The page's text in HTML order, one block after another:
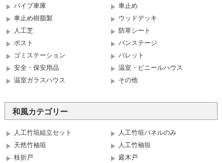
パイプ車庫
車止め
車止め樹脂製
ウッドデッキ
人工芝
防草シート
ポスト
バンステージ
ゴミステーション
パレット
安全・保安用品
温室・ビニールハウス
温室ガラスハウス
その他
和風カテゴリー
人工竹垣組立セット
人工竹垣パネルのみ
天然竹袖垣
人工竹袖垣
枝折戸
庭木戸